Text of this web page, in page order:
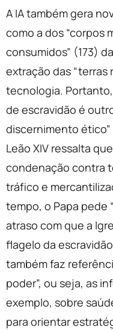
A IA também gera
como a dos “corpos
consumidos” (173)
extração das “terras
tecnologia.
de escravidão é
discernimento
Leão XIV ressalta
condenação contra
tráfico e
tempo, o Papa pede
atraso com que a
flagelo da
também faz
poder”, ou seja, as
exemplo, sobre
para orientar